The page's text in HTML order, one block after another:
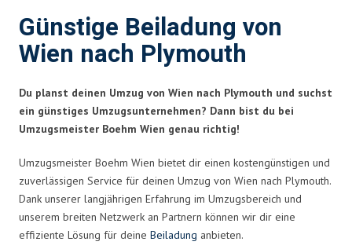
Günstige Beiladung von
Wien nach Plymouth
Du planst deinen Umzug von Wien nach Plymouth und suchst
ein günstiges Umzugsunternehmen? Dann bist du bei
Umzugsmeister Boehm Wien genau richtig!
Umzugsmeister Boehm Wien bietet dir einen kostengünstigen und
zuverlässigen Service für deinen Umzug von Wien nach Plymouth.
Dank unserer langjährigen Erfahrung im Umzugsbereich und
unserem breiten Netzwerk an Partnern können wir dir eine
effiziente Lösung für deine Beiladung anbieten.